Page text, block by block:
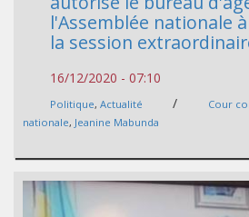
l'Assemblée nationale
la session
16/12/2020 - 07:10
Politique, Actualité / Cour
nationale, Jeanine Mabunda